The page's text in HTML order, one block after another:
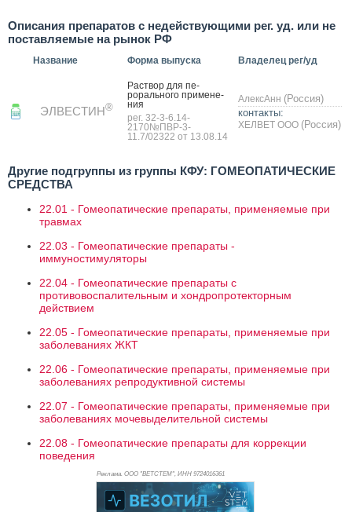
Описания препаратов с недействующими рег. уд. или не
поставляемые на рынок РФ
Название Форма выпуска Владелец рег/уд
ЭЛВЕСТИН®
Рас­твор для пе­
рораль­но­го при­мене­
ния
рег. 32-3-6.14-
2170№ПВР-3-
11.7/02322 от 13.08.14
АлексАнн (Россия)
контакты:
ХЕЛВЕТ ООО (Россия)
Другие подгруппы из группы КФУ: ГОМЕОПАТИЧЕСКИЕ
СРЕДСТВА
22.01 - Гомеопатические препараты, применяемые при
травмах
22.03 - Гомеопатические препараты -
иммуностимуляторы
22.04 - Гомеопатические препараты с
противовоспалительным и хондропротекторным
действием
22.05 - Гомеопатические препараты, применяемые при
заболеваниях ЖКТ
22.06 - Гомеопатические препараты, применяемые при
заболеваниях репродуктивной системы
22.07 - Гомеопатические препараты, применяемые при
заболеваниях мочевыделительной системы
22.08 - Гомеопатические препараты для коррекции
поведения
Реклама. ООО "ВЕТСТЕМ", ИНН 9724016361